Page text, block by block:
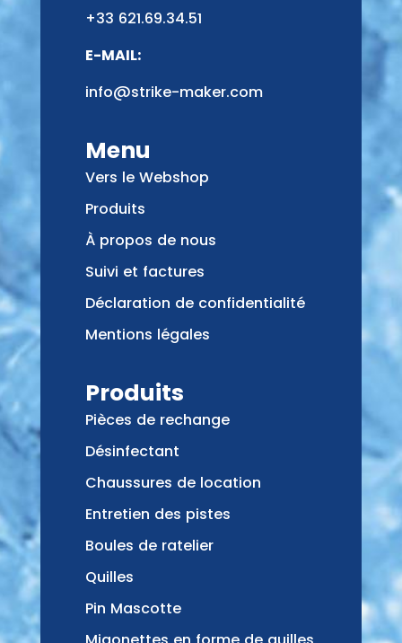
+33 621.69.34.51
E-MAIL:
info@strike-maker.com
Menu
Vers le Webshop
Produits
À propos de nous
Suivi et factures
Déclaration de confidentialité
Mentions légales
Produits
Pièces de rechange
Désinfectant
Chaussures de location
Entretien des pistes
Boules de ratelier
Quilles
Pin Mascotte